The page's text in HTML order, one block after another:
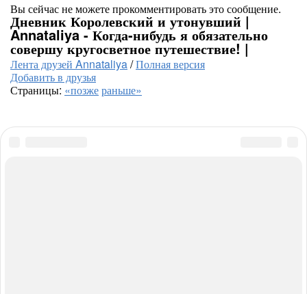
Вы сейчас не можете прокомментировать это сообщение.
Дневник Королевский и утонувший |
Annataliya - Когда-нибудь я обязательно
совершу кругосветное путешествие! |
Лента друзей Annataliya/Полная версия
Добавить в друзья
Страницы: «позжераньше»